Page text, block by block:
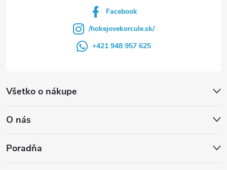
Všetko o nákupe
O nás
Poradňa
Facebook
/hokejovekorcule.sk/
+421 948 957 625